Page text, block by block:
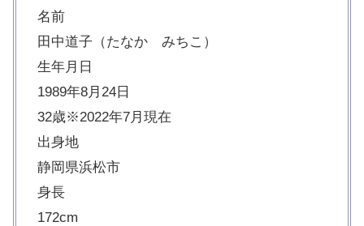
名前
田中道子（たなか みちこ）
生年月日
1989年8月24日
32歳※2022年7月現在
出身地
静岡県浜松市
身長
172cm